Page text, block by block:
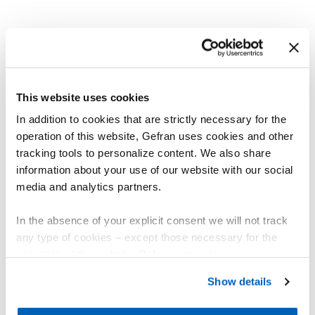
This website uses cookies
In addition to cookies that are strictly necessary for the
operation of this website, Gefran uses cookies and other
tracking tools to personalize content. We also share
information about your use of our website with our social
media and analytics partners.
In the absence of your explicit consent we will not track
any type of cookies – except those necessary for the
Gefran - Cookie
policy.
Show details
Ti potrebbe interessare